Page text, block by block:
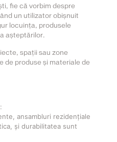
fie că vorbim despre
un utilizator obișnuit
locuința, produsele
așteptărilor.
spații sau zone
de produse și materiale de
ansambluri rezidențiale
și durabilitatea sunt